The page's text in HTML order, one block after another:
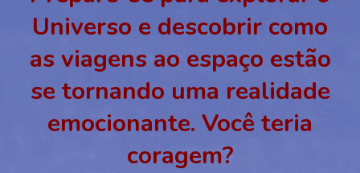
Universo e descobrir como
as viagens ao espaço estão
se tornando uma realidade
emocionante. Você teria
coragem?